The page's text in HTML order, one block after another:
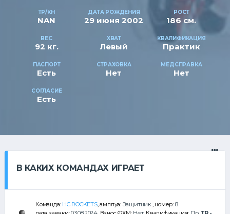
ТР/КН
NAN
ДАТА РОЖДЕНИЯ
29 июня 2002
РОСТ
186 см.
ВЕС
92 кг.
ХВАТ
Левый
КВАЛИФИКАЦИЯ
Практик
ПАСПОРТ
Есть
СТРАХОВКА
Нет
МЕДСПРАВКА
Нет
СОГЛАСИЕ
Есть
В КАКИХ КОМАНДАХ ИГРАЕТ
Команда: HC ROCKETS, амплуа: Защитник, номер: 8